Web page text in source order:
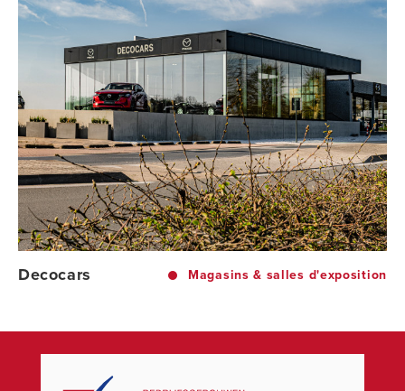
Decocars Magasins & salles d'exposition